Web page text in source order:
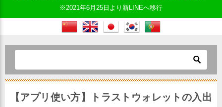
※2021年6月25日より新LINEへ移行
【アプリ使い方】トラストウォレットの入出